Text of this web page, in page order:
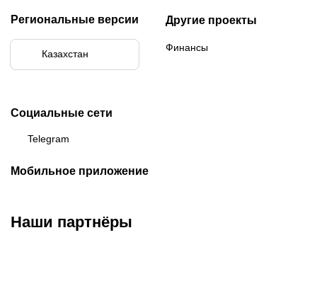
Региональные версии
Казахстан
Другие проекты
Финансы
Социальные сети
Telegram
Мобильное приложение
Наши партнёры